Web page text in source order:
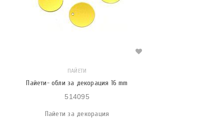
ПАЙЕТИ
Пайети- обли за декорация 16 mm
514095
Пайети за декорация